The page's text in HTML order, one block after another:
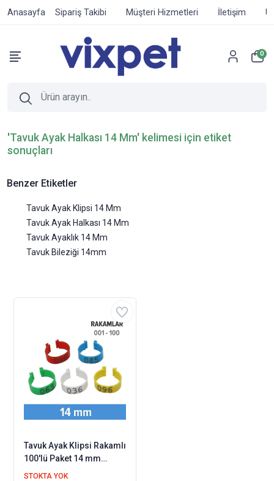
Anasayfa Sipariş Takibi Müşteri Hizmetleri İletişim
0
'Tavuk Ayak Halkası 14 Mm' kelimesi için etiket
sonuçları
Benzer Etiketler
Tavuk Ayak Klipsi 14 Mm
Tavuk Ayak Halkası 14 Mm
Tavuk Ayaklık 14 Mm
Tavuk Bileziği 14mm
Tavuk Ayak Klipsi Rakamlı
100'lü Paket 14 mm
(Rakamlar 001 - 100
STOKTA YOK